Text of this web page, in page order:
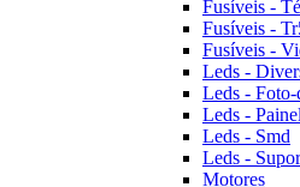
Fusíveis -
Fusíveis -
Fusíveis -
Leds -
Leds -
Leds - Painel
Leds - Smd
Leds -
Motores